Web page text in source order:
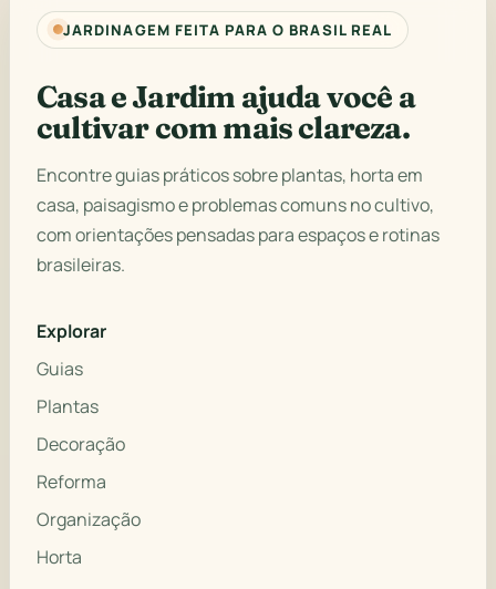
JARDINAGEM FEITA PARA O BRASIL REAL
Casa e Jardim ajuda você a
cultivar com mais clareza.
Encontre guias práticos sobre plantas, horta em
casa, paisagismo e problemas comuns no cultivo,
com orientações pensadas para espaços e rotinas
brasileiras.
Explorar
Guias
Plantas
Decoração
Reforma
Organização
Horta